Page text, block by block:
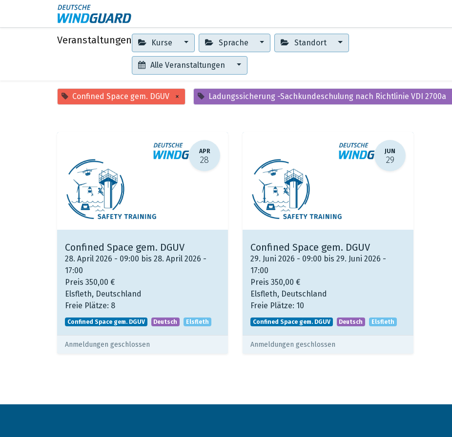
Veranstaltungen Kurse Sprache Standort
Alle Veranstaltungen
Confined Space gem. DGUV × Ladungssicherung -Sachkundeschulung nach Richtlinie VDI 2700a
APR
28
Confined Space gem. DGUV
28. April 2026 - 09:00 bis 28. April 2026 -
17:00
Preis 350,00 €
Elsfleth, Deutschland
Freie Plätze: 8
Confined Space gem. DGUV Deutsch Elsfleth
Anmeldungen geschlossen
JUN
29
Confined Space gem. DGUV
29. Juni 2026 - 09:00 bis 29. Juni 2026 -
17:00
Preis 350,00 €
Elsfleth, Deutschland
Freie Plätze: 10
Confined Space gem. DGUV Deutsch Elsfleth
Anmeldungen geschlossen